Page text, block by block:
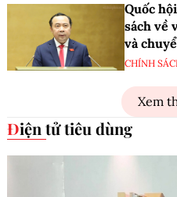
Quốc
sách về
và
CHÍNH
Xem
Điện tử tiêu dùng